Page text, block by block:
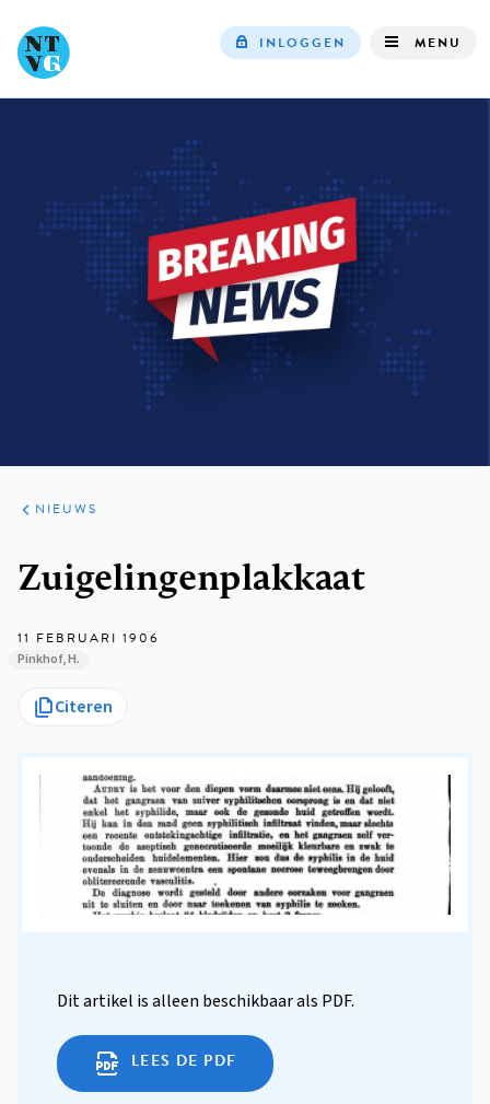
INLOGGEN MENU
ARTIKELEN
HET
KORT
NIEUWS
Zuigelingenplakkaat
11 FEBRUARI 1906
Pinkhof, H.
Citeren
Dit artikel is alleen beschikbaar als PDF.
LEES DE PDF